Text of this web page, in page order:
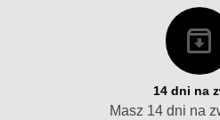
14 dni na
Masz 14 dni na